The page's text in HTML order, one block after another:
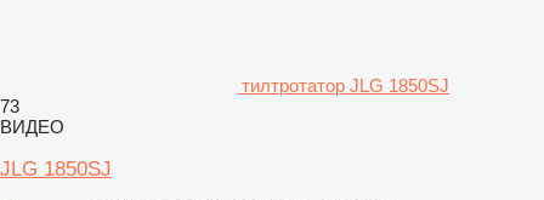
тилтротатор JLG 1850SJ
73
ВИДЕО
JLG 1850SJ